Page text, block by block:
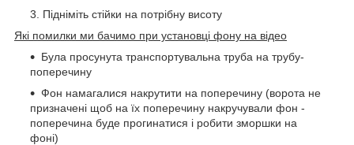
Підніміть стійки на потрібну висоту
Які помилки ми бачимо при установці фону на відео
Була просунута транспортувальна труба на трубу-
поперечину
Фон намагалися накрутити на поперечину (ворота не
призначені щоб на їх поперечину накручували фон -
поперечина буде прогинатися і робити зморшки на
фоні)